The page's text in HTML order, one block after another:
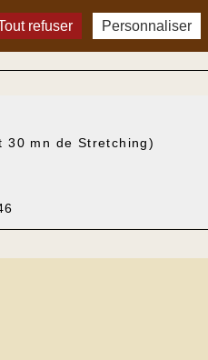
30 mn de Stretching)
refuser Personnaliser